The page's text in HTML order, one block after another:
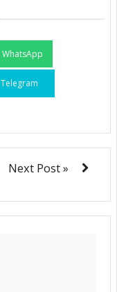
WhatsApp
Telegram
Next Post »